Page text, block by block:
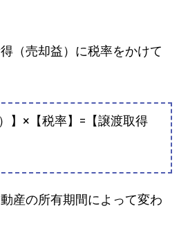
（売却益）に税率をかけて
】×【税率】=【譲渡取得
産の所有期間によって変わ